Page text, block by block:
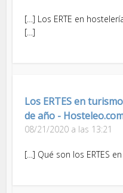
[…] Los ERTE en
[…]
Los ERTES en
de año -
08/21/2020 a las 13:21
[…] Qué son los ERTES